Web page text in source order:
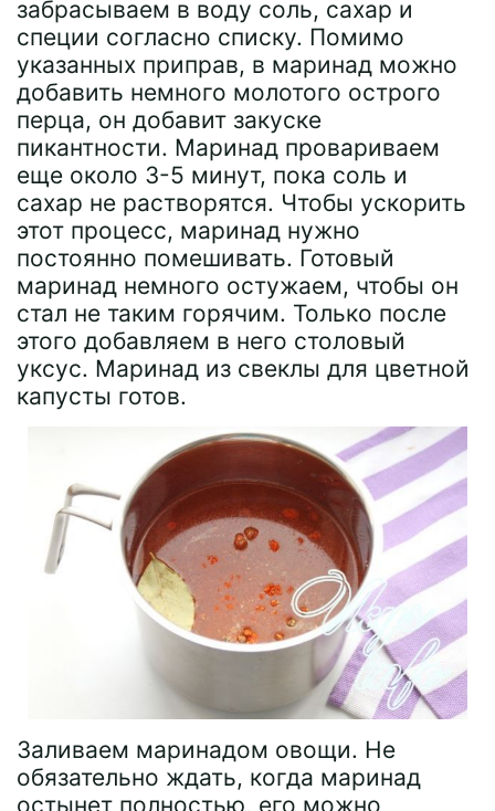
забрасываем в воду соль, сахар и
специи согласно списку. Помимо
указанных приправ, в маринад можно
добавить немного молотого острого
перца, он добавит закуске
пикантности. Маринад провариваем
еще около 3-5 минут, пока соль и
сахар не растворятся. Чтобы ускорить
этот процесс, маринад нужно
постоянно помешивать. Готовый
маринад немного остужаем, чтобы он
стал не таким горячим. Только после
этого добавляем в него столовый
уксус. Маринад из свеклы для цветной
капусты готов.
Заливаем маринадом овощи. Не
обязательно ждать, когда маринад
остынет полностью, его можно